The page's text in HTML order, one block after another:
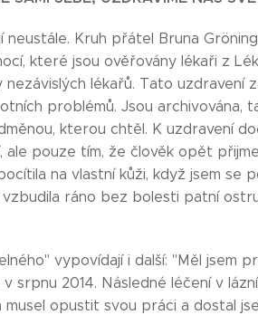
neustále. Kruh přátel Bruna
které jsou ověřovány lékaři z
lékařů. Tato uzdravení
problémů. Jsou archivována,
kterou chtěl. K uzdravení
pouze tím, že člověk opět
na vlastní kůži, když jsem se
ráno bez bolesti patní
vypovídají i další: "Měl jsem
srpnu 2014. Následné léčení v
musel opustit svou práci a dostal